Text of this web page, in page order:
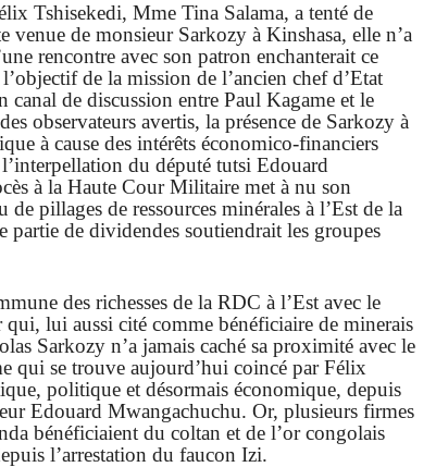
Tshisekedi, Mme Tina Salama, a tenté de
venue de monsieur Sarkozy à Kinshasa, elle n’a
rencontre avec son patron enchanterait ce
de la mission de l’ancien chef d’Etat
canal de discussion entre Paul Kagame et le
observateurs avertis, la présence de Sarkozy à
à cause des intérêts économico-financiers
du député tutsi Edouard
à la Haute Cour Militaire met à nu son
pillages de ressources minérales à l’Est de la
de dividendes soutiendrait les groupes
des richesses de la RDC à l’Est avec le
qui, lui aussi cité comme bénéficiaire de minerais
Sarkozy n’a jamais caché sa proximité avec le
qui se trouve aujourd’hui coincé par Félix
politique et désormais économique, depuis
Edouard Mwangachuchu. Or, plusieurs firmes
bénéficiaient du coltan et de l’or congolais
l’arrestation du faucon Izi.